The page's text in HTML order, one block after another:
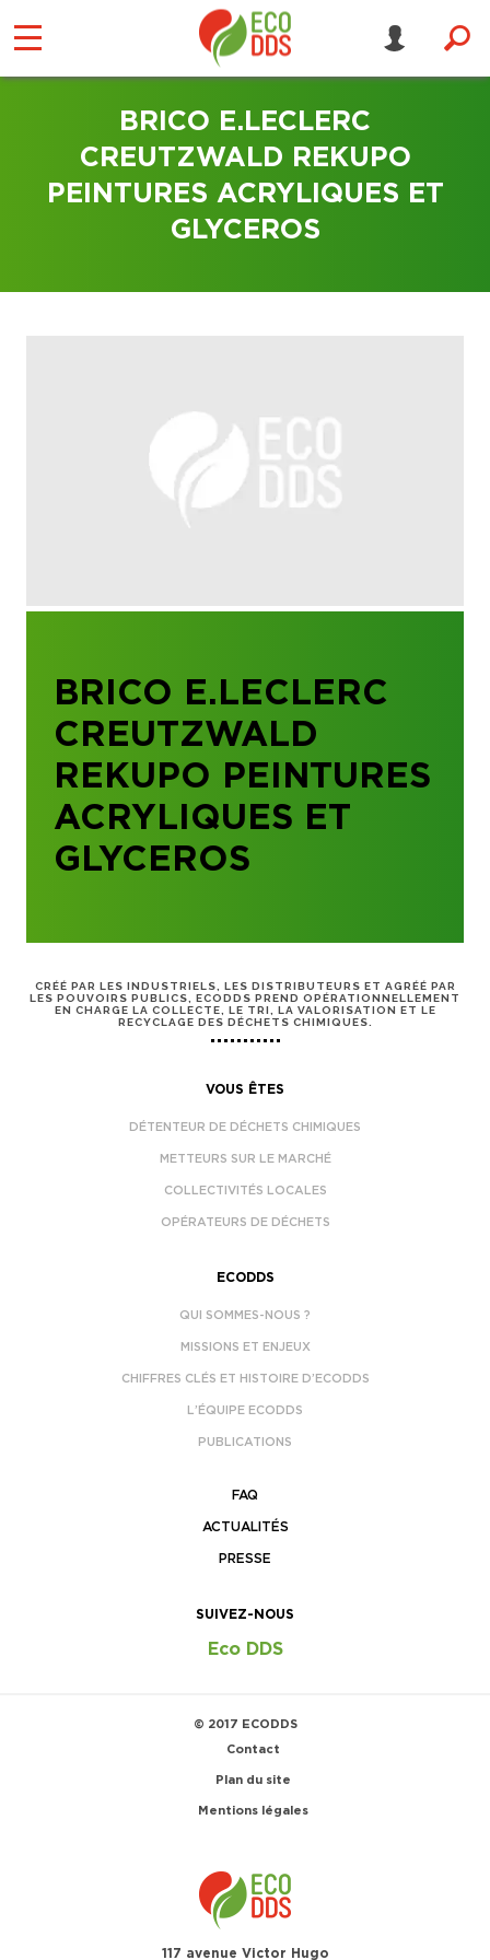
BRICO E.LECLERC
CREUTZWALD REKUPO
PEINTURES ACRYLIQUES ET
GLYCEROS
BRICO E.LECLERC
CREUTZWALD
REKUPO PEINTURES
ACRYLIQUES ET
GLYCEROS
CRÉÉ PAR LES INDUSTRIELS, LES DISTRIBUTEURS ET AGRÉÉ PAR
LES POUVOIRS PUBLICS, ECODDS PREND OPÉRATIONNELLEMENT
EN CHARGE LA COLLECTE, LE TRI, LA VALORISATION ET LE
RECYCLAGE DES DÉCHETS CHIMIQUES.
VOUS ÊTES
DÉTENTEUR DE DÉCHETS CHIMIQUES
METTEURS SUR LE MARCHÉ
COLLECTIVITÉS LOCALES
OPÉRATEURS DE DÉCHETS
ECODDS
QUI SOMMES-NOUS ?
MISSIONS ET ENJEUX
CHIFFRES CLÉS ET HISTOIRE D’ECODDS
L’ÉQUIPE ECODDS
PUBLICATIONS
FAQ
ACTUALITÉS
PRESSE
SUIVEZ-NOUS
Eco DDS
© 2017 ECODDS
Contact
Plan du site
Mentions légales
117 avenue Victor Hugo